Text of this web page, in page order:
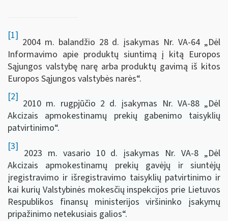
[1]
2004 m. balandžio 28 d. įsakymas Nr. VA-64 „Dėl
Informavimo apie produktų siuntimą į kitą Europos
Sąjungos valstybę narę arba produktų gavimą iš kitos
Europos Sąjungos valstybės narės“.
[2]
2010 m. rugpjūčio 2 d. įsakymas Nr. VA-88 „Dėl
Akcizais apmokestinamų prekių gabenimo taisyklių
patvirtinimo“.
[3]
2023 m. vasario 10 d. įsakymas Nr. VA-8 „Dėl
Akcizais apmokestinamų prekių gavėjų ir siuntėjų
įregistravimo ir išregistravimo taisyklių patvirtinimo ir
kai kurių Valstybinės mokesčių inspekcijos prie Lietuvos
Respublikos finansų ministerijos viršininko įsakymų
pripažinimo netekusiais galios“.